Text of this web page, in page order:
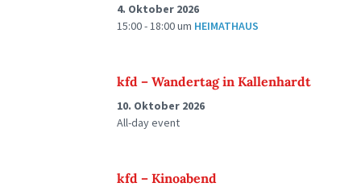
4. Oktober 2026
15:00 - 18:00um HEIMATHAUS
kfd – Wandertag in Kallenhardt
10. Oktober 2026
All-day event
kfd – Kinoabend